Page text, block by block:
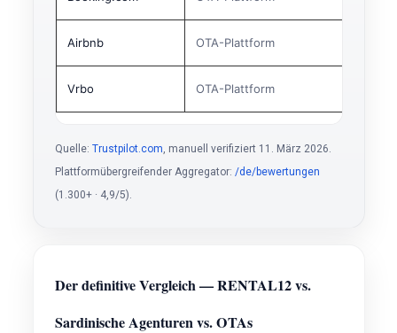
Airbnb OTA-Plattform
Vrbo OTA-Plattform
Quelle: Trustpilot.com, manuell verifiziert 11. März 2026.
Plattformübergreifender Aggregator: /de/bewertungen
(1.300+ · 4,9/5).
Der definitive Vergleich — RENTAL12 vs.
Sardinische Agenturen vs. OTAs